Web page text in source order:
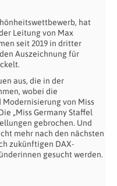
hat
Leitung von Max
seit 2019 in dritter
Auszeichnung für
aus, die in der
wobei die
von Miss
„Miss Germany Staffel
gebrochen. Und
mehr nach den nächsten
zukünftigen DAX-
gesucht werden.